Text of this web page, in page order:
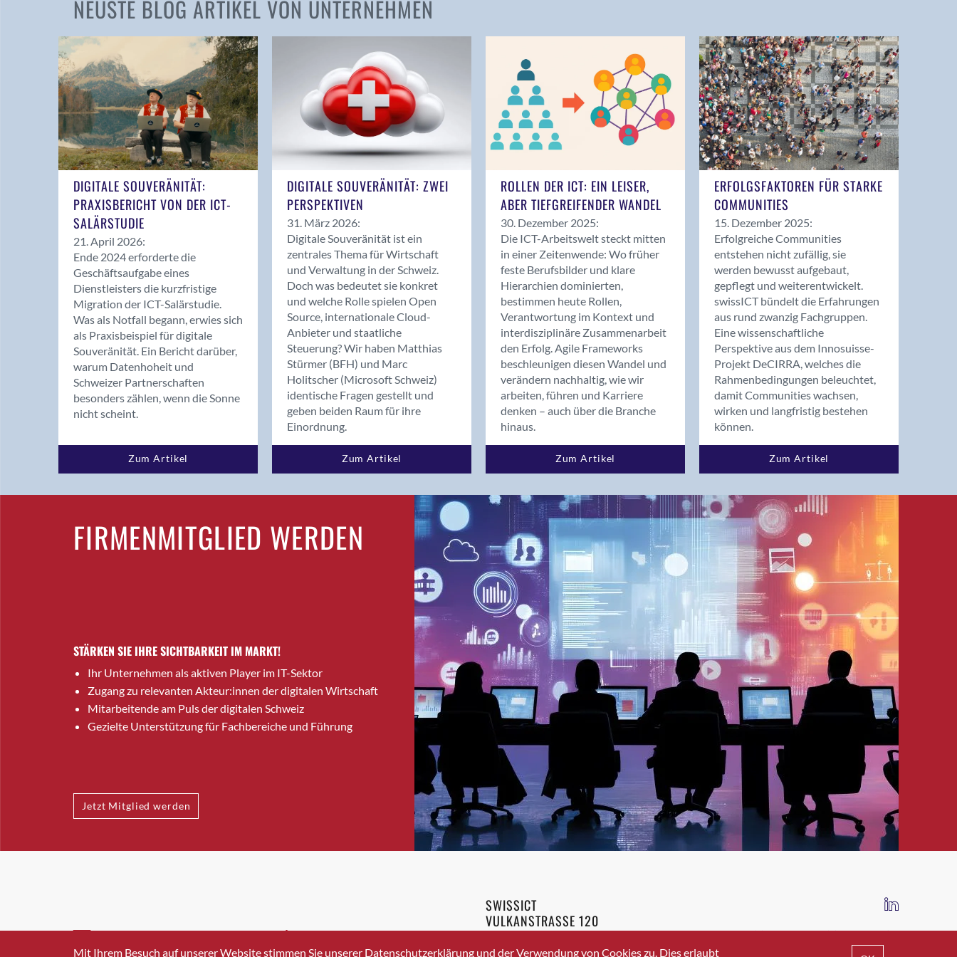
Andelfingen
Balsthal
Balzers
Bassersdorf
Benken (SG)
Bergdietikon
Bern - Liebefeld
Bolligen
Bonaduz
Bonstetten
Bottighofen
Bremgarten bei Bern
Brig-Glis
Bronschhofen
Brugg AG
Brütten
Bubendorf
Buchs (SG)
Bäretswil
Bülach
Cazis
Cham
Davos Platz
Davos Platz 1
NEUSTE BLOG ARTIKEL VON UNTERNEHMEN
DIGITALE SOUVERÄNITÄT:
PRAXISBERICHT VON DER ICT-
SALÄRSTUDIE
21. April 2026:
Ende 2024 erforderte die
Geschäftsaufgabe eines
Dienstleisters die kurzfristige
Migration der ICT-Salärstudie.
Was als Notfall begann, erwies sich
als Praxisbeispiel für digitale
Souveränität. Ein Bericht darüber,
warum Datenhoheit und
Schweizer Partnerschaften
besonders zählen, wenn die Sonne
nicht scheint.
Zum Artikel
DIGITALE SOUVERÄNITÄT: ZWEI
PERSPEKTIVEN
31. März 2026:
Digitale Souveränität ist ein
zentrales Thema für Wirtschaft
und Verwaltung in der Schweiz.
Doch was bedeutet sie konkret
und welche Rolle spielen Open
Source, internationale Cloud-
Anbieter und staatliche
Steuerung? Wir haben Matthias
Stürmer (BFH) und Marc
Holitscher (Microsoft Schweiz)
identische Fragen gestellt und
geben beiden Raum für ihre
Einordnung.
Zum Artikel
ROLLEN DER ICT: EIN LEISER,
ABER TIEFGREIFENDER WANDEL
30. Dezember 2025:
Die ICT-Arbeitswelt steckt mitten
in einer Zeitenwende: Wo früher
feste Berufsbilder und klare
Hierarchien dominierten,
bestimmen heute Rollen,
Verantwortung im Kontext und
interdisziplinäre Zusammenarbeit
den Erfolg. Agile Frameworks
beschleunigen diesen Wandel und
verändern nachhaltig, wie wir
arbeiten, führen und Karriere
denken – auch über die Branche
hinaus.
Zum Artikel
ERFOLGSFAKTOREN FÜR STARKE
COMMUNITIES
15. Dezember 2025:
Erfolgreiche Communities
entstehen nicht zufällig, sie
werden bewusst aufgebaut,
gepflegt und weiterentwickelt.
swissICT bündelt die Erfahrungen
aus rund zwanzig Fachgruppen.
Eine wissenschaftliche
Perspektive aus dem Innosuisse-
Projekt DeCIRRA, welches die
Rahmenbedingungen beleuchtet,
damit Communities wachsen,
wirken und langfristig bestehen
können.
Zum Artikel
FIRMENMITGLIED WERDEN
STÄRKEN SIE IHRE SICHTBARKEIT IM MARKT!
Ihr Unternehmen als aktiven Player im IT-Sektor
Zugang zu relevanten Akteur:innen der digitalen Wirtschaft
Mitarbeitende am Puls der digitalen Schweiz
Gezielte Unterstützung für Fachbereiche und Führung
Jetzt Mitglied werden
INFO@SWISSICT.CH +41 43 336 40 20
SWISSICT
VULKANSTRASSE 120
8048 ZURICH
IMPRESSUM DATENSCHUTZ AGB
Mit Ihrem Besuch auf unserer Website stimmen Sie unserer Datenschutzerklärung und der Verwendung von Cookies zu. Dies erlaubt